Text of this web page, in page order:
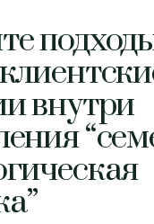
внутри